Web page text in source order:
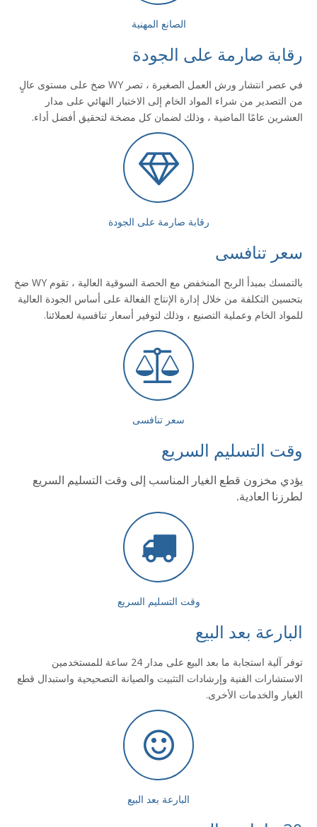
الصانع المهنية
رقابة صارمة على الجودة
في عصر انتشار ورش العمل الصغيرة ، تصر WY ضخ على مستوى عالٍ
من التصدير من شراء المواد الخام إلى الاختبار النهائي على مدار
العشرين عامًا الماضية ، وذلك لضمان كل مضخة لتحقيق أفضل أداء.
رقابة صارمة على الجودة
سعر تنافسى
بالتمسك بمبدأ الربح المنخفض مع الحصة السوقية العالية ، تقوم WY ضخ
بتحسين التكلفة من خلال إدارة الإنتاج الفعالة على أساس الجودة العالية
للمواد الخام وعملية التصنيع ، وذلك لتوفير أسعار تنافسية لعملائنا.
سعر تنافسى
وقت التسليم السريع
يؤدي مخزون قطع الغيار المناسب إلى وقت التسليم السريع
لطرزنا العادية.
وقت التسليم السريع
البارعة بعد البيع
توفر آلية استجابة ما بعد البيع على مدار 24 ساعة للمستخدمين
الاستشارات الفنية وإرشادات التثبيت والصيانة التصحيحية واستبدال قطع
الغيار والخدمات الأخرى.
البارعة بعد البيع